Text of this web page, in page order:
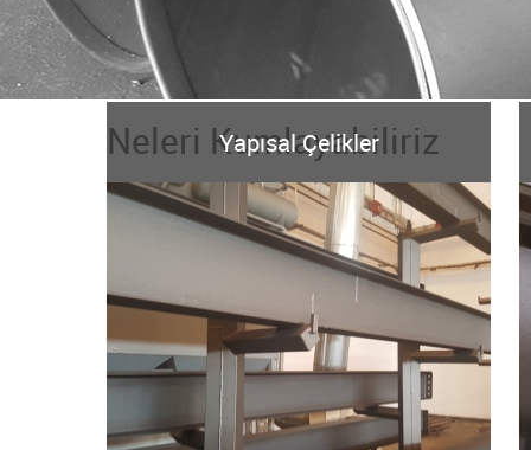
Neleri Kumlayabiliriz
Yapısal Çelikler